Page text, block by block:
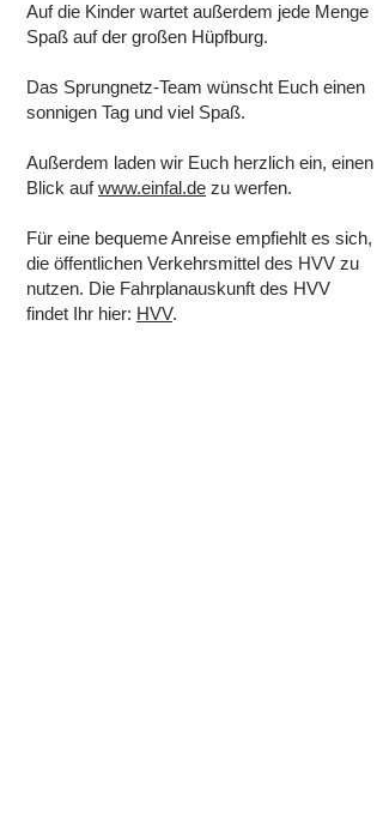
Auf die Kinder wartet außerdem jede Menge
Spaß auf der großen Hüpfburg.
Das Sprungnetz-Team wünscht Euch einen
sonnigen Tag und viel Spaß.
Außerdem laden wir Euch herzlich ein, einen
Blick aufwww.einfal.de zu werfen.
Für eine bequeme Anreise empfiehlt es sich,
die öffentlichen Verkehrsmittel des HVV zu
nutzen. Die Fahrplanauskunft des HVV
findet Ihr hier: HVV.